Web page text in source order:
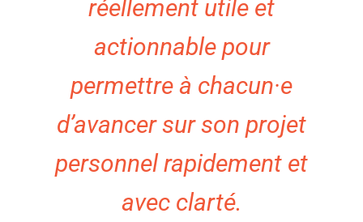
réellement utile et
actionnable pour
permettre à chacun·e
d’avancer sur son projet
personnel rapidement et
avec clarté.